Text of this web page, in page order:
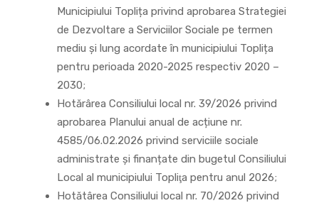
Municipiului Toplița privind aprobarea Strategiei
de Dezvoltare a Serviciilor Sociale pe termen
mediu și lung acordate în municipiului Toplița
pentru perioada 2020-2025 respectiv 2020 –
2030;
Hotărârea Consiliului local nr. 39/2026 privind
aprobarea Planului anual de acțiune nr.
4585/06.02.2026 privind serviciile sociale
administrate și finanțate din bugetul Consiliului
Local al municipiului Topliţa pentru anul 2026;
Hotătârea Consiliului local nr. 70/2026 privind